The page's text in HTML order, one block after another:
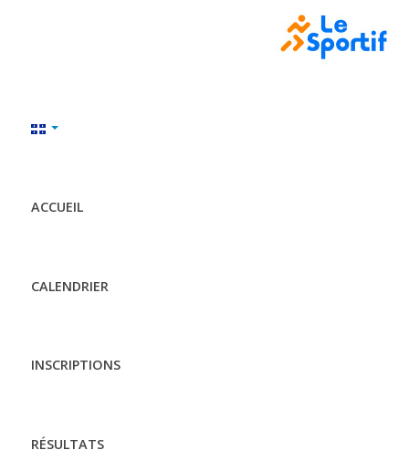
ACCUEIL
CALENDRIER
INSCRIPTIONS
RÉSULTATS